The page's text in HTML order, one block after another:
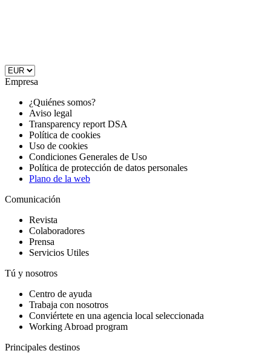
Empresa
¿Quiénes somos?
Aviso legal
Transparency report DSA
Política de cookies
Uso de cookies
Condiciones Generales de Uso
Política de protección de datos personales
Plano de la web
Comunicación
Revista
Colaboradores
Prensa
Servicios Utiles
Tú y nosotros
Centro de ayuda
Trabaja con nosotros
Conviértete en una agencia local seleccionada
Working Abroad program
Principales destinos